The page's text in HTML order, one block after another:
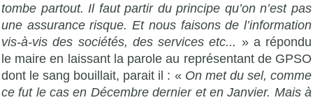
tombe partout. Il faut partir du principe qu’on n’est pas
une assurance risque. Et nous faisons de l’information
vis-à-vis des sociétés, des services etc... » a répondu
le maire en laissant la parole au représentant de GPSO
dont le sang bouillait, parait il : « On met du sel, comme
ce fut le cas en Décembre dernier et en Janvier. Mais à